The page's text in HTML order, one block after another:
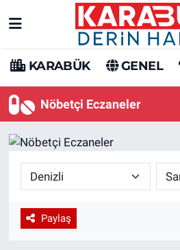
KARABÜK GENEL
Nöbetçi Eczaneler
Paylaş
Karabük Hava Durumu
Karabük Trafik Yoğunluk
Tüm Manşetler
Son Dakika Haberleri